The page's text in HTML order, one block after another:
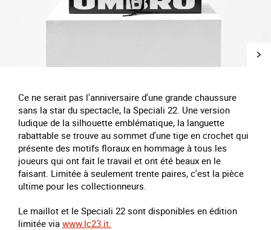
Ce ne serait pas l'anniversaire d'une grande chaussure
sans la star du spectacle, la Speciali 22. Une version
ludique de la silhouette emblématique, la languette
rabattable se trouve au sommet d'une tige en crochet qui
présente des motifs floraux en hommage à tous les
joueurs qui ont fait le travail et ont été beaux en le
faisant. Limitée à seulement trente paires, c'est la pièce
ultime pour les collectionneurs.
Le maillot et le Speciali 22 sont disponibles en édition
limitée via www.lc23.it.